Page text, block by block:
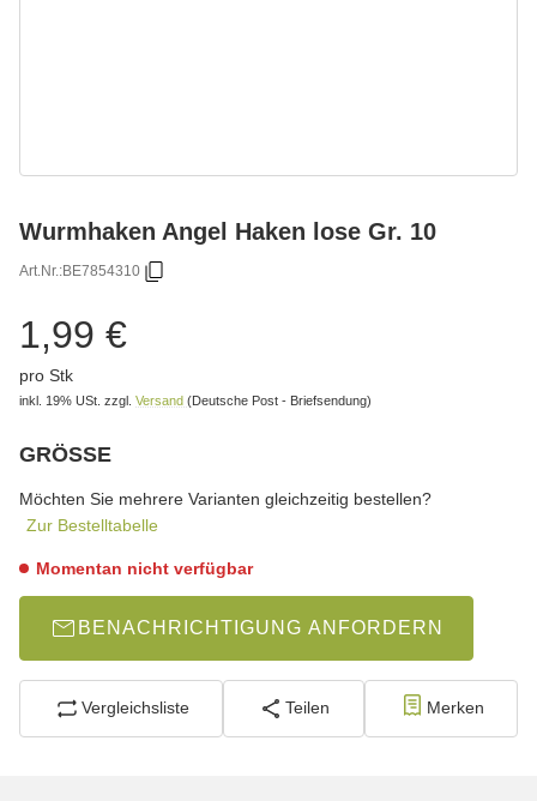
Wurmhaken Angel Haken lose Gr. 10
Art.Nr.:BE7854310
1,99 €
pro Stk
inkl. 19% USt. zzgl. Versand (Deutsche Post - Briefsendung)
GRÖSSE
Möchten Sie mehrere Varianten gleichzeitig bestellen?
Zur Bestelltabelle
Momentan nicht verfügbar
BENACHRICHTIGUNG ANFORDERN
Vergleichsliste Teilen Merken